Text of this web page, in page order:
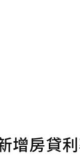
增房貸